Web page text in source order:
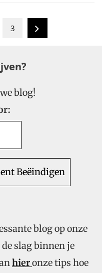
3
blog!
blog op onze
slag binnen je
hieronze tips hoe